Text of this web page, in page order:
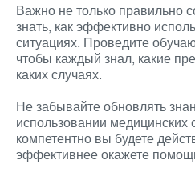
Важно не только правильно
знать, как эффективно
ситуациях. Проведите
чтобы каждый знал, какие
каких случаях.
Не забывайте обновлять
использовании
компетентно вы будете
эффективнее окажете